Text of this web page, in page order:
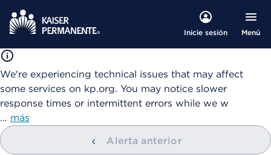
Inicie sesión Menú
We're experiencing technical issues that may affect
some services on kp.org. You may notice slower
response times or intermittent errors while we w
… más
Alerta anterior